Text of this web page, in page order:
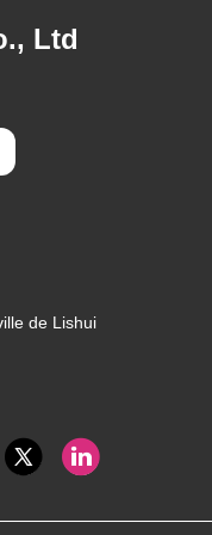
Ltd
de Lishui